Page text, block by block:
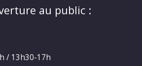
au public :
/ 13h30-17h